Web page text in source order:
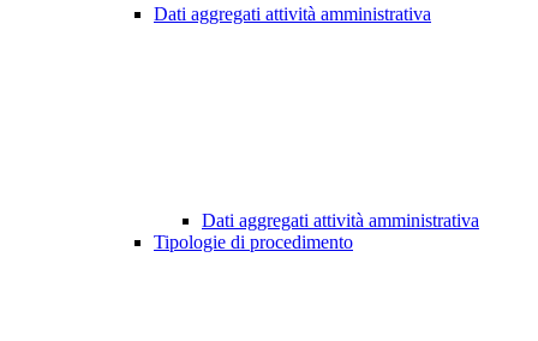
Dati aggregati attività amministrativa
Dati aggregati attività amministrativa
Tipologie di procedimento